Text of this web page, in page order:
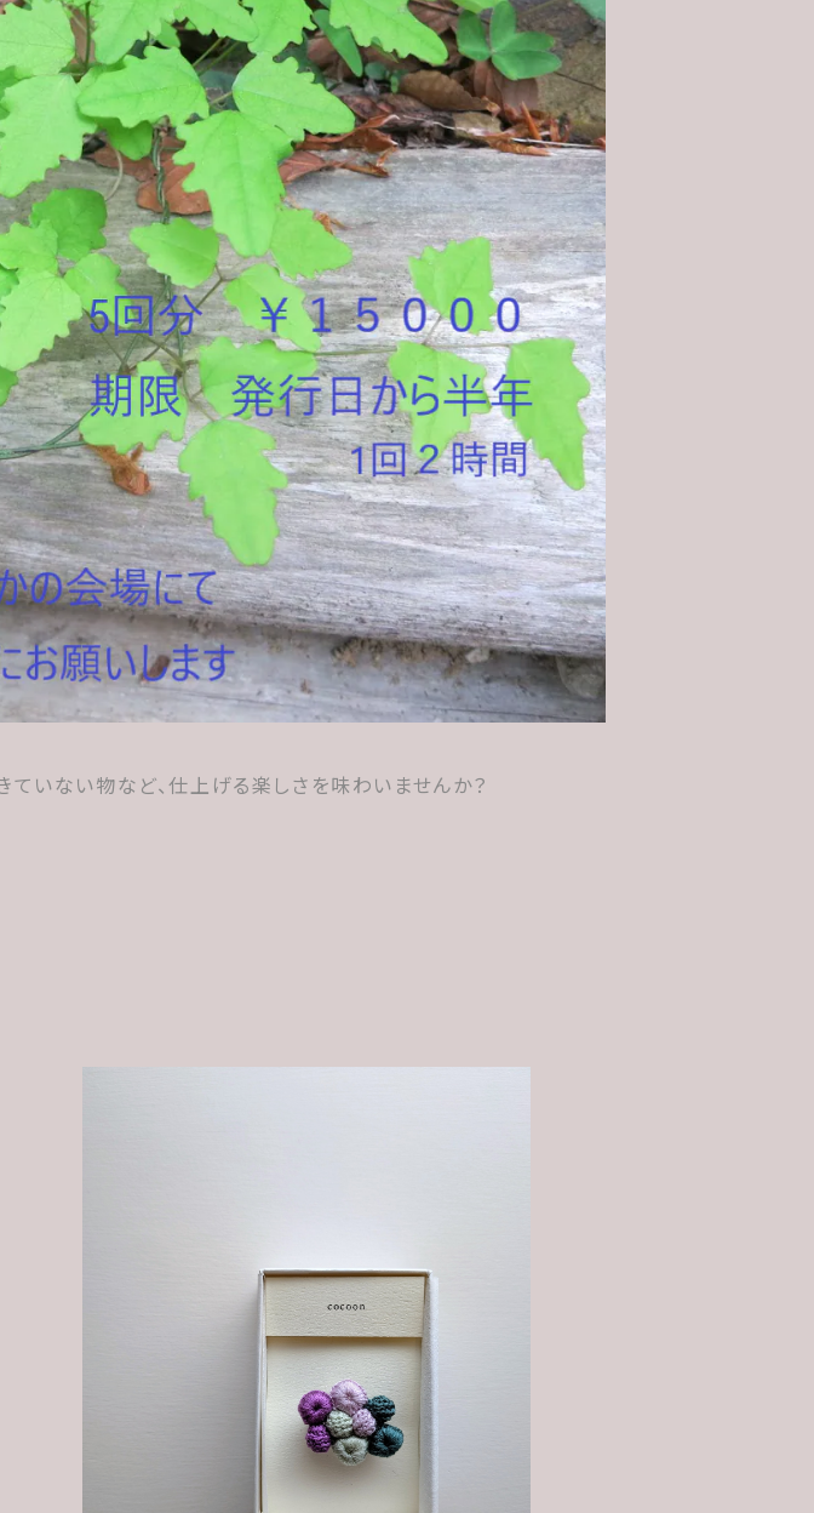
ていない物など、仕上げる楽しさを味わいませんか？
くるくる
¥4,400